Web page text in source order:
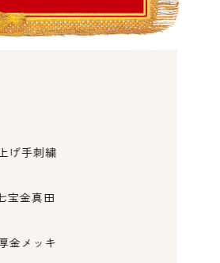
げ手刺繍
宝金真田
金メッキ